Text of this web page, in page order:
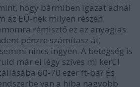
hogy bármiben igazat adnál
az EÜ-nek milyen részén
rémisztő ez az anyagias
pénzre számítasz át,
nincs ingyen. A betegség is
már el légy szíves mi kerül
60-70 ezer ft-ba? És
van a hiba nagyobb